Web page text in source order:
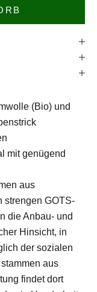
(Bio) und
mit genügend
aus
strengen GOTS-
die Anbau- und
Hinsicht, in
der sozialen
aus
findet dort